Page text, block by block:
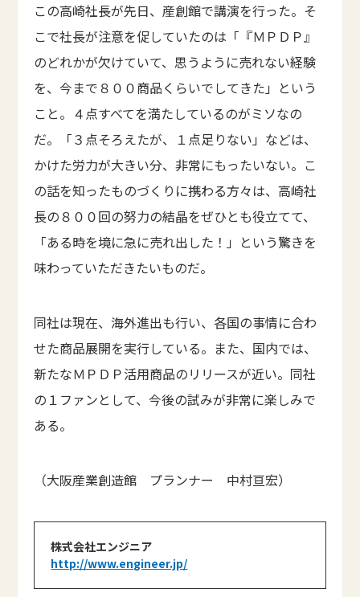
この高崎社長が先日、産創館で講演を行った。そ
こで社長が注意を促していたのは「『ＭＰＤＰ』
のどれかが欠けていて、思うように売れない経験
を、今まで８００商品くらいでしてきた」という
こと。４点すべてを満たしているのがミソなの
だ。「３点そろえたが、１点足りない」などは、
かけた労力が大きい分、非常にもったいない。こ
の話を知ったものづくりに携わる方々は、高崎社
長の８００回の努力の結晶をぜひとも役立てて、
「ある時を境に急に売れ出した！」という驚きを
味わっていただきたいものだ。
同社は現在、海外進出も行い、各国の事情に合わ
せた商品展開を実行している。また、国内では、
新たなＭＰＤＰ活用商品のリリースが近い。同社
の１ファンとして、今後の試みが非常に楽しみで
ある。
（大阪産業創造館 プランナー 中村亘宏）
株式会社エンジニア
http://www.engineer.jp/